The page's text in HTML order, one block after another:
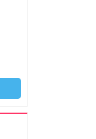
る
額
を